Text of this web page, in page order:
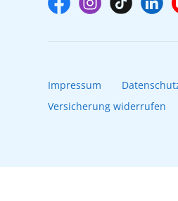
Impressum
Versicherung widerrufen